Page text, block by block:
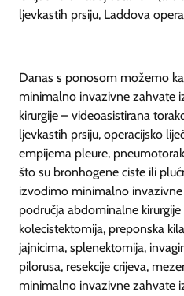
ljevkastih prsiju, Laddova
Danas s ponosom možemo
minimalno invazivne zahvate
kirurgije – videoasistirana
ljevkastih prsiju, operacijsko
empijema pleure,
što su bronhogene ciste ili
izvodimo minimalno invazivne
područja abdominalne
kolecistektomija, preponska
jajnicima, splenektomija,
pilorusa, resekcije crijeva,
minimalno invazivne zahvate